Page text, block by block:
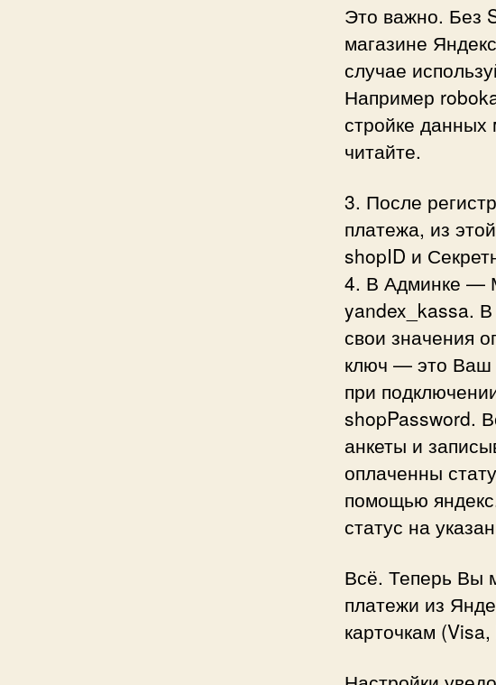
Это важно. Без
магазине
случае
Например
стройке
читайте.
3. После
платежа, из
shopID и
4. В Админке —
yandex_kassa. В
свои значения
ключ — это Ваш
при
shopPassword.
анкеты и
оплаченны
помощью
статус на
Всё. Теперь Вы
платежи из
карточкам